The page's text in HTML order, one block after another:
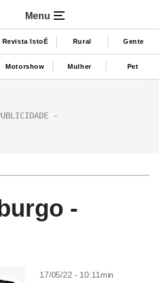
Menu
Revista IstoÉ Rural Gente
Motorshow Mulher Pet
-
17/05/22 - 10:11min